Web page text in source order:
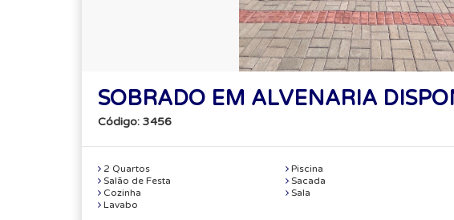
SOBRADO EM ALVENARIA
Código: 3456
2 Quartos Piscina
Salão de Festa
Sacada
Cozinha
Sala
Lavabo